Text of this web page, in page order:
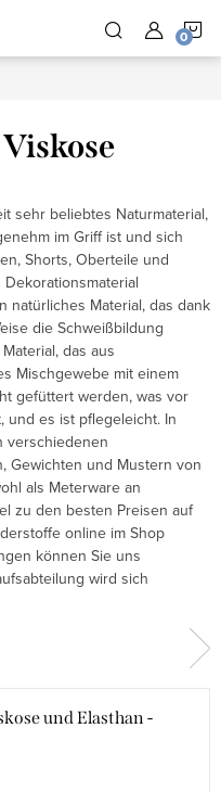
sehr beliebtes Naturmaterial,
im Griff ist und sich
Shorts, Oberteile und
natürliches Material, das dank
die Schweißbildung
das aus
Mischgewebe mit einem
gefüttert werden, was vor
und es ist pflegeleicht. In
verschiedenen
Gewichten und Mustern von
als Meterware an
zu den besten Preisen auf
online im Shop
können Sie uns
wird sich
und Elasthan -